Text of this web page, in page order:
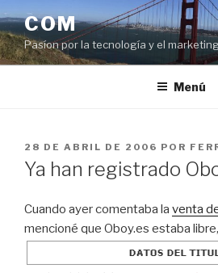
al
contenido
COM
Pasíon por la tecnología y el
Menú
PUBLICADO
EL
28 DE ABRIL DE 2006 POR
Ya han registrado
Cuando ayer comentaba la venta
mencioné que Oboy.es estaba